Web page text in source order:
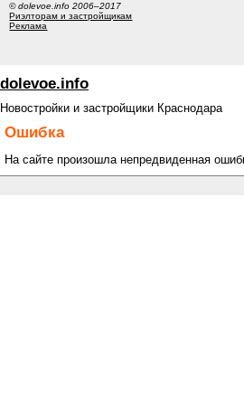
© dolevoe.info 2006–2017
Риэлторам и застройщикам
Реклама
dolevoe.info
Новостройки и застройщики Краснодара
Ошибка
На сайте произошла непредвиденная